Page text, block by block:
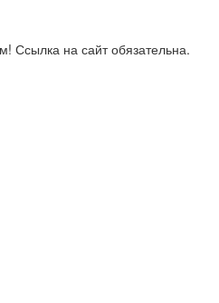
Ссылка на сайт обязательна.